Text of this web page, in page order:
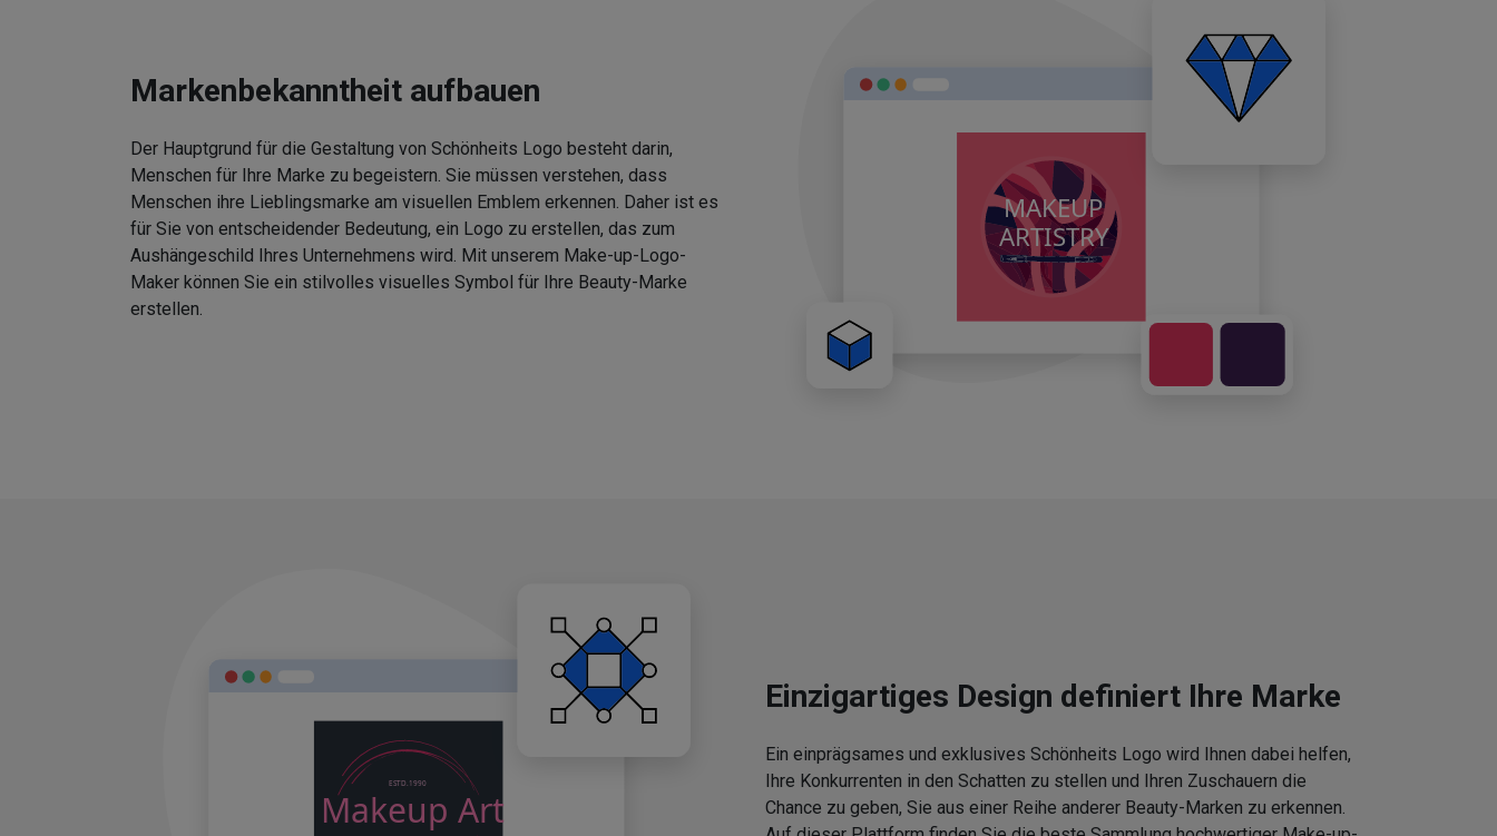
Markenbekanntheit aufbauen
Der Hauptgrund für die Gestaltung von Schönheits Logo besteht darin,
Menschen für Ihre Marke zu begeistern. Sie müssen verstehen, dass
Menschen ihre Lieblingsmarke am visuellen Emblem erkennen. Daher ist es
für Sie von entscheidender Bedeutung, ein Logo zu erstellen, das zum
Aushängeschild Ihres Unternehmens wird. Mit unserem Make-up-Logo-
Maker können Sie ein stilvolles visuelles Symbol für Ihre Beauty-Marke
erstellen.
Einzigartiges Design definiert Ihre Marke
Ein einprägsames und exklusives Schönheits Logo wird Ihnen dabei helfen,
Ihre Konkurrenten in den Schatten zu stellen und Ihren Zuschauern die
Chance zu geben, Sie aus einer Reihe anderer Beauty-Marken zu erkennen.